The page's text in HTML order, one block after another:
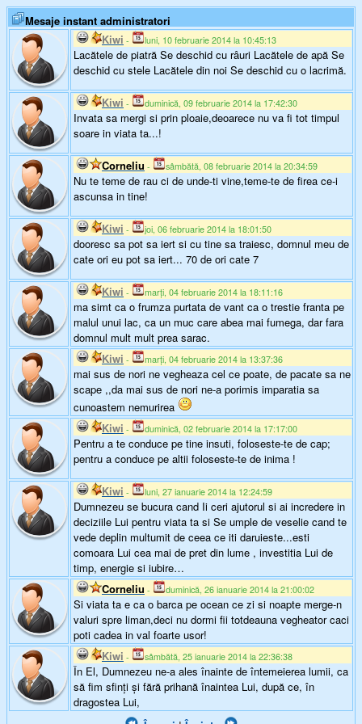
Mesaje instant administratori
Kiwi - luni, 10 februarie 2014 la 10:45:13
Lacătele de piatră Se deschid cu râuri Lacătele de apă Se
deschid cu stele Lacătele din noi Se deschid cu o lacrimă.
Kiwi - duminică, 09 februarie 2014 la 17:42:30
Invata sa mergi si prin ploaie,deoarece nu va fi tot timpul
soare in viata ta...!
Corneliu - sâmbătă, 08 februarie 2014 la 20:34:59
Nu te teme de rau ci de unde-ti vine,teme-te de firea ce-i
ascunsa in tine!
Kiwi - joi, 06 februarie 2014 la 18:01:50
dooresc sa pot sa iert si cu tine sa traiesc, domnul meu de
cate ori eu pot sa iert... 70 de ori cate 7
Kiwi - marți, 04 februarie 2014 la 18:11:16
ma simt ca o frumza purtata de vant ca o trestie franta pe
malul unui lac, ca un muc care abea mai fumega, dar fara
domnul mult mult prea sarac.
Kiwi - marți, 04 februarie 2014 la 13:37:36
mai sus de nori ne vegheaza cel ce poate, de pacate sa ne
scape ,,da mai sus de nori ne-a porimis imparatia sa
cunoastem nemurirea
Kiwi - duminică, 02 februarie 2014 la 17:17:00
Pentru a te conduce pe tine insuti, foloseste-te de cap;
pentru a conduce pe altii foloseste-te de inima !
Kiwi - luni, 27 ianuarie 2014 la 12:24:59
Dumnezeu se bucura cand Ii ceri ajutorul si ai incredere in
deciziile Lui pentru viata ta si Se umple de veselie cand te
vede deplin multumit de ceea ce iti daruieste...esti
comoara Lui cea mai de pret din lume , investitia Lui de
timp, energie si iubire…
Corneliu - duminică, 26 ianuarie 2014 la 21:00:02
Si viata ta e ca o barca pe ocean ce zi si noapte merge-n
valuri spre liman,deci nu dormi fii totdeauna vegheator caci
poti cadea in val foarte usor!
Kiwi - sâmbătă, 25 ianuarie 2014 la 22:36:38
În El, Dumnezeu ne-a ales înainte de întemeierea lumii, ca
să fim sfinţi şi fără prihană înaintea Lui, după ce, în
dragostea Lui,